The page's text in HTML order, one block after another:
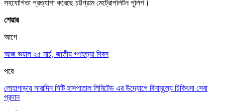
সহযোগিতা প্রত্যাশা করেছে চট্টগ্রাম মেট্রোপলিটন পুলিশ।
শেয়ার
আগে
আজ ভয়াল ২৫ মার্চ, জাতীয় গণহত্যা দিবস
পরে
লোহাগাড়ায় সারাদিন সিটি হাসপাতাল লিমিটেড এর উদ্যোগে বিনামূল্যে চিকিৎসা সেবা
প্রদান